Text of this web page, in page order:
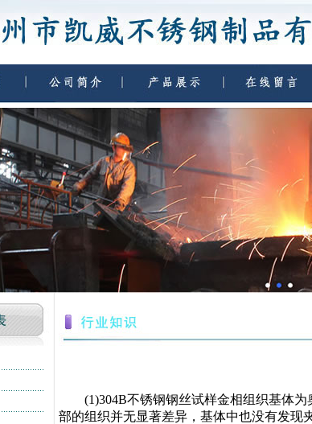
(1)304B不锈钢钢丝试样金相组织基体为
部的组织并无显著差异，基体中也没有发现